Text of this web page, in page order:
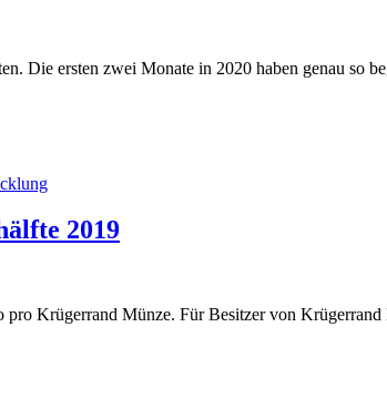
Die ersten zwei Monate in 2020 haben genau so
2019
Krügerrand Münze. Für Besitzer von Krügerrand